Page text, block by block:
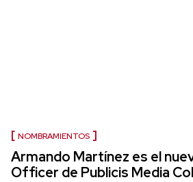
NOMBRAMIENTOS
Armando Martínez es el
Officer de Publicis Media